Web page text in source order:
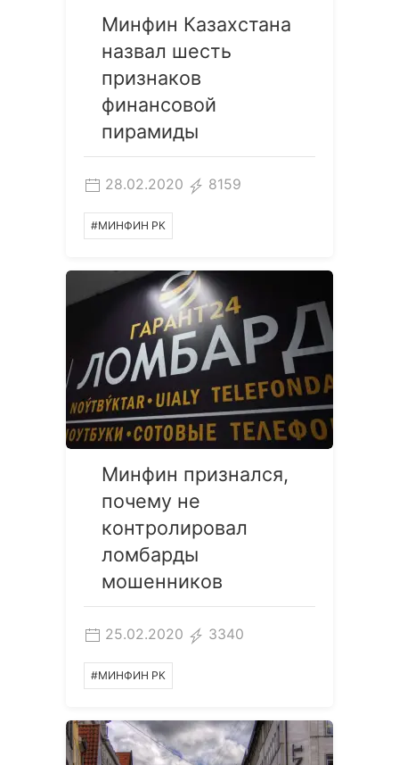
Минфин Казахстана
назвал шесть
признаков
финансовой
пирамиды
28.02.2020 8159
#МИНФИН РК
Минфин признался,
почему не
контролировал
ломбарды
мошенников
25.02.2020 3340
#МИНФИН РК